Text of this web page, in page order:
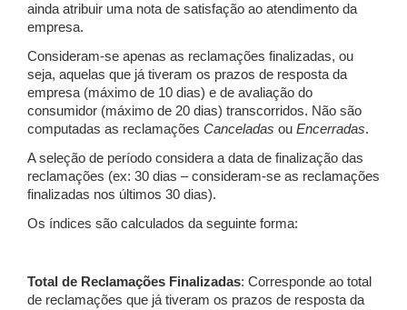
ainda atribuir uma nota de satisfação ao atendimento da
empresa.
Consideram-se apenas as reclamações finalizadas, ou
seja, aquelas que já tiveram os prazos de resposta da
empresa (máximo de 10 dias) e de avaliação do
consumidor (máximo de 20 dias) transcorridos. Não são
computadas as reclamações Canceladas ou Encerradas.
A seleção de período considera a data de finalização das
reclamações (ex: 30 dias – consideram-se as reclamações
finalizadas nos últimos 30 dias).
Os índices são calculados da seguinte forma:
Total de Reclamações Finalizadas: Corresponde ao total
de reclamações que já tiveram os prazos de resposta da